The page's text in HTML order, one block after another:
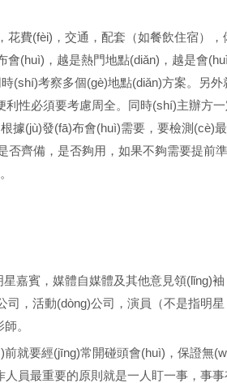
費(fèi)，交通，配套（如餐飲住宿）
(huì)，越是熱門地點(diǎn)，越是會
時(shí)考察多個(gè)地點(diǎn)方案。另外就
性必須要考慮周全。同時(shí)主辦方
(jù)發(fā)布會(huì)需要，要檢測(cè)
否齊備，是否夠用，如果不夠需要
明星嘉賓，媒體自媒體及其他意見領(lǐng)袖
，活動(dòng)公司，演員（不是指
。
就要經(jīng)常開碰頭會(huì)，保證無
員最重要的原則就是一人盯一事，事